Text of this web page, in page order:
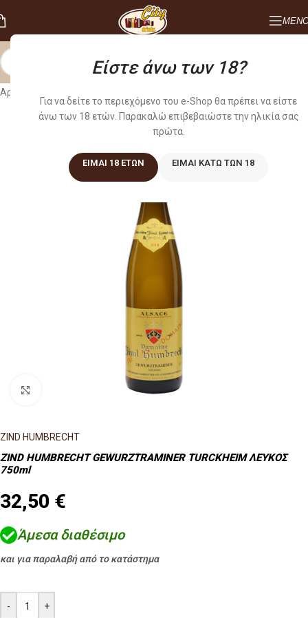
Είστε άνω των 18?
Για να δείτε το περιεχόμενο του e-Shop θα πρέπει να είστε
άνω των 18 ετών. Παρακαλώ επιβεβαιώστε την ηλικία σας
πρώτα.
ΕΊΜΑΙ 18 ΕΤΏΝ ΕΊΜΑΙ ΚΆΤΩ ΤΩΝ 18
Αρχική σελίδα
ZIND HUMBRECHT
ZIND HUMBRECHT GEWURZTRAMINER TURCKHEIM ΛΕΥΚΟΣ
750ml
32,50 €
Άμεσα διαθέσιμο
και για παραλαβή από το κατάστημα
- +